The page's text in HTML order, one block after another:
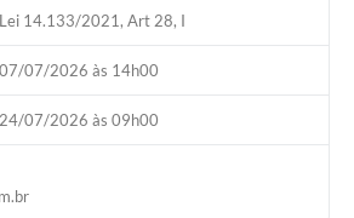
Lei 14.133/2021, Art 28, I
07/07/2026 às 14h00
24/07/2026 às 09h00